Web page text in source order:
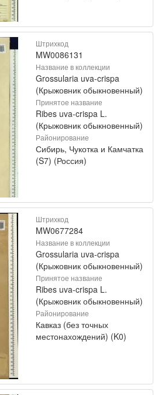
Штрихкод
MW0086131
Название в коллекции
Grossularia uva-crispa
(Крыжовник обыкновенный)
Принятое название
Ribes uva-crispa L.
(Крыжовник обыкновенный)
Районирование
Сибирь, Чукотка и Камчатка
(S7) (Россия)
Штрихкод
MW0677284
Название в коллекции
Grossularia uva-crispa
(Крыжовник обыкновенный)
Принятое название
Ribes uva-crispa L.
(Крыжовник обыкновенный)
Районирование
Кавказ (без точных
местонахождений) (K0)